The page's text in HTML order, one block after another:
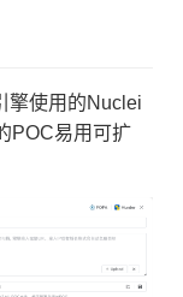
擎使用的Nuclei
POC易用可扩